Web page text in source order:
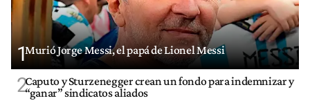
1Murió Jorge Messi, el papá de Lionel Messi
2Caputo y Sturzenegger crean un fondo para indemnizar y
“ganar” sindicatos aliados